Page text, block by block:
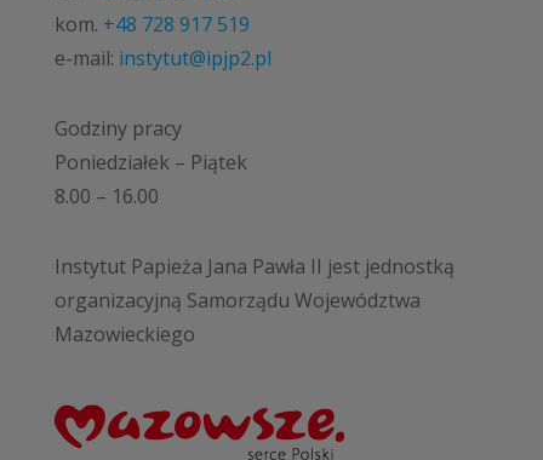
kom. +48 728 917 519
e-mail: instytut@ipjp2.pl
Godziny pracy
Poniedziałek – Piątek
8.00 – 16.00
Instytut Papieża Jana Pawła II jest jednostką
organizacyjną Samorządu Województwa
Mazowieckiego